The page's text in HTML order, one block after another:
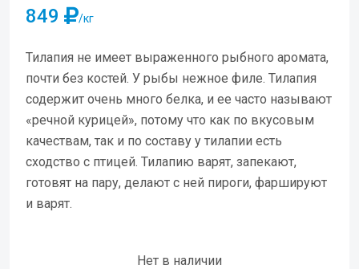
849 /кг
Тилапия не имеет выраженного рыбного аромата,
почти без костей. У рыбы нежное филе. Тилапия
содержит очень много белка, и ее часто называют
«речной курицей», потому что как по вкусовым
качествам, так и по составу у тилапии есть
сходство с птицей. Тилапию варят, запекают,
готовят на пару, делают с ней пироги, фаршируют
и варят.
Нет в наличии